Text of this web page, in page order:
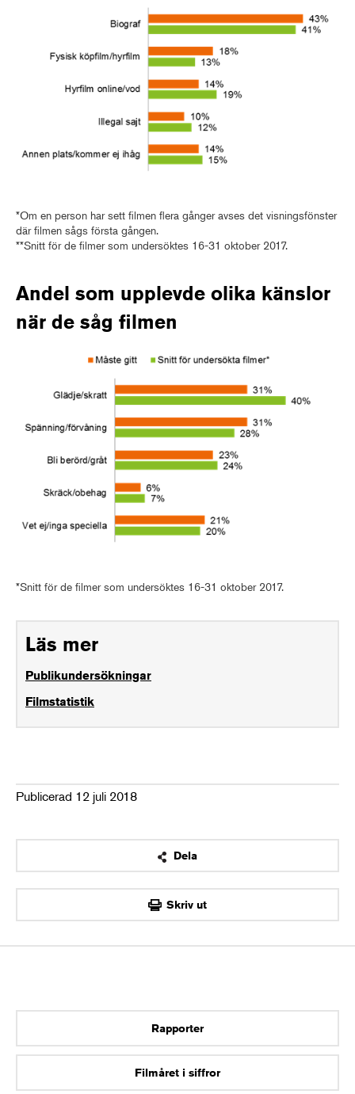
*Om en person har sett filmen flera gånger avses det visningsfönster
där filmen sågs första gången.
**Snitt för de filmer som undersöktes 16-31 oktober 2017.
Andel som upplevde olika känslor
när de såg filmen
*Snitt för de filmer som undersöktes 16-31 oktober 2017.
Läs mer
Publikundersökningar
Filmstatistik
Publicerad 12 juli 2018
Dela
OK
Skriv ut
Rapporter
Filmåret i siffror